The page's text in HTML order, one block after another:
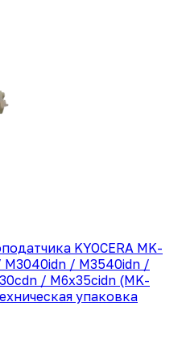
KYOCERA MK-
/ M3540idn /
/ M6x35cidn (MK-
упаковка